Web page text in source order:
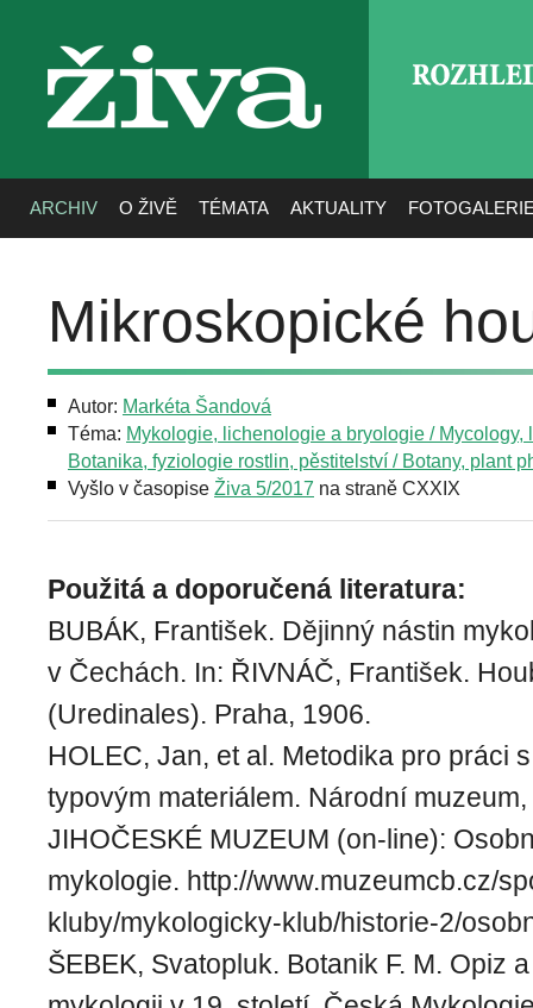
živa
ARCHIV O ŽIVĚ TÉMATA AKTUALITY
Mikroskopické
Autor: Markéta Šandová
Téma: Mykologie, lichenologie a bryologie / Mycology,
Botanika, fyziologie rostlin, pěstitelství / Botany, plant
Vyšlo v časopise Živa 5/2017 na straně CXXIX
Použitá a doporučená literatura:
BUBÁK, František. Dějinný nástin
v Čechách. In: ŘIVNÁČ, František.
(Uredinales). Praha, 1906.
HOLEC, Jan, et al. Metodika pro práci
typovým materiálem. Národní
JIHOČESKÉ MUZEUM (on-line):
mykologie. http://www.muzeumcb.cz/
kluby/mykologicky-klub/historie-2/
ŠEBEK, Svatopluk. Botanik F. M. Opiz